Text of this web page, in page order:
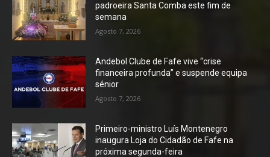
padroeira Santa Comba este fim de
semana
Agosto 7, 2026
Andebol Clube de Fafe vive “crise
financeira profunda” e suspende equipa
sénior
Agosto 7, 2026
Primeiro-ministro Luís Montenegro
inaugura Loja do Cidadão de Fafe na
próxima segunda-feira